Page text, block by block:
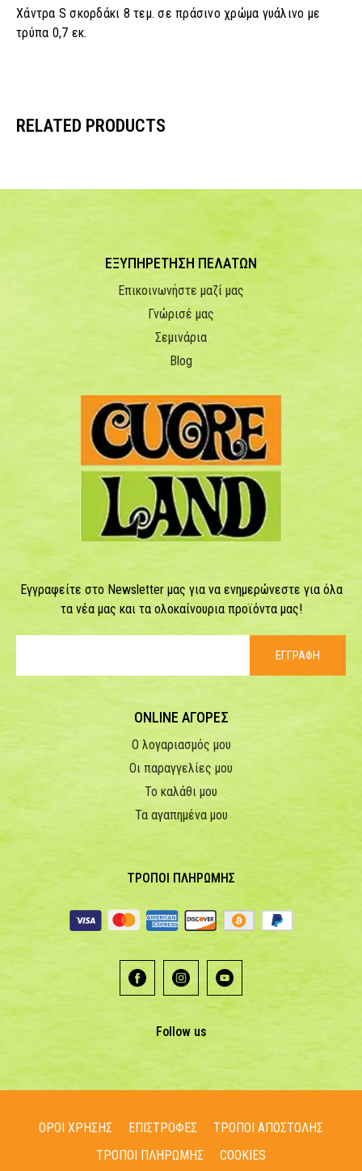
Χάντρα S σκορδάκι 8 τεμ. σε πράσινο χρώμα γυάλινο με
τρύπα 0,7 εκ.
RELATED PRODUCTS
ΕΞΥΠΗΡΕΤΗΣΗ ΠΕΛΑΤΩΝ
Επικοινωνήστε μαζί μας
Γνώρισέ μας
Σεμινάρια
Blog
Εγγραφείτε στο Newsletter μας για να ενημερώνεστε για όλα
τα νέα μας και τα ολοκαίνουρια προϊόντα μας!
ΕΓΓΡΑΦΗ
ONLINE ΑΓΟΡΕΣ
Ο λογαριασμός μου
Οι παραγγελίες μου
Το καλάθι μου
Τα αγαπημένα μου
ΤΡΟΠΟΙ ΠΛΗΡΩΜΗΣ
Follow us
ΟΡΟΙ ΧΡΗΣΗΣ ΕΠΙΣΤΡΟΦΕΣ
ΤΡΟΠΟΙ ΑΠΟΣΤΟΛΗΣ
ΤΡΟΠΟΙ ΠΛΗΡΩΜΗΣ
COOKIES